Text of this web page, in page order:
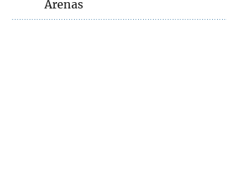
Arenas